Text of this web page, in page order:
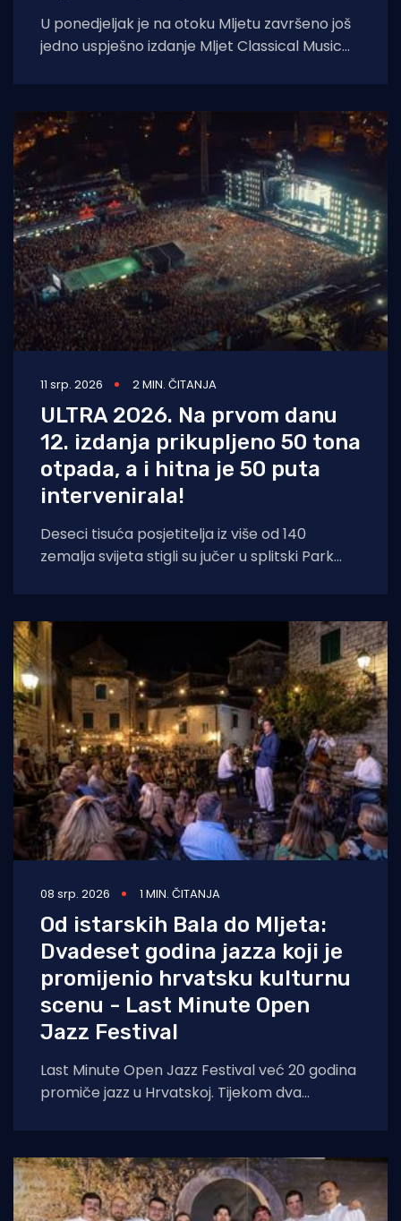
U ponedjeljak je na otoku Mljetu završeno još
jedno uspješno izdanje Mljet Classical Music
11 srp. 2026 2 MIN. ČITANJA
ULTRA 2O26. Na prvom danu
12. izdanja prikupljeno 50 tona
otpada, a i hitna je 50 puta
intervenirala!
Deseci tisuća posjetitelja iz više od 140
zemalja svijeta stigli su jučer u splitski Park
08 srp. 2026 1 MIN. ČITANJA
Od istarskih Bala do Mljeta:
Dvadeset godina jazza koji je
promijenio hrvatsku kulturnu
scenu - Last Minute Open
Jazz Festival
Last Minute Open Jazz Festival već 20 godina
promiče jazz u Hrvatskoj. Tijekom dva